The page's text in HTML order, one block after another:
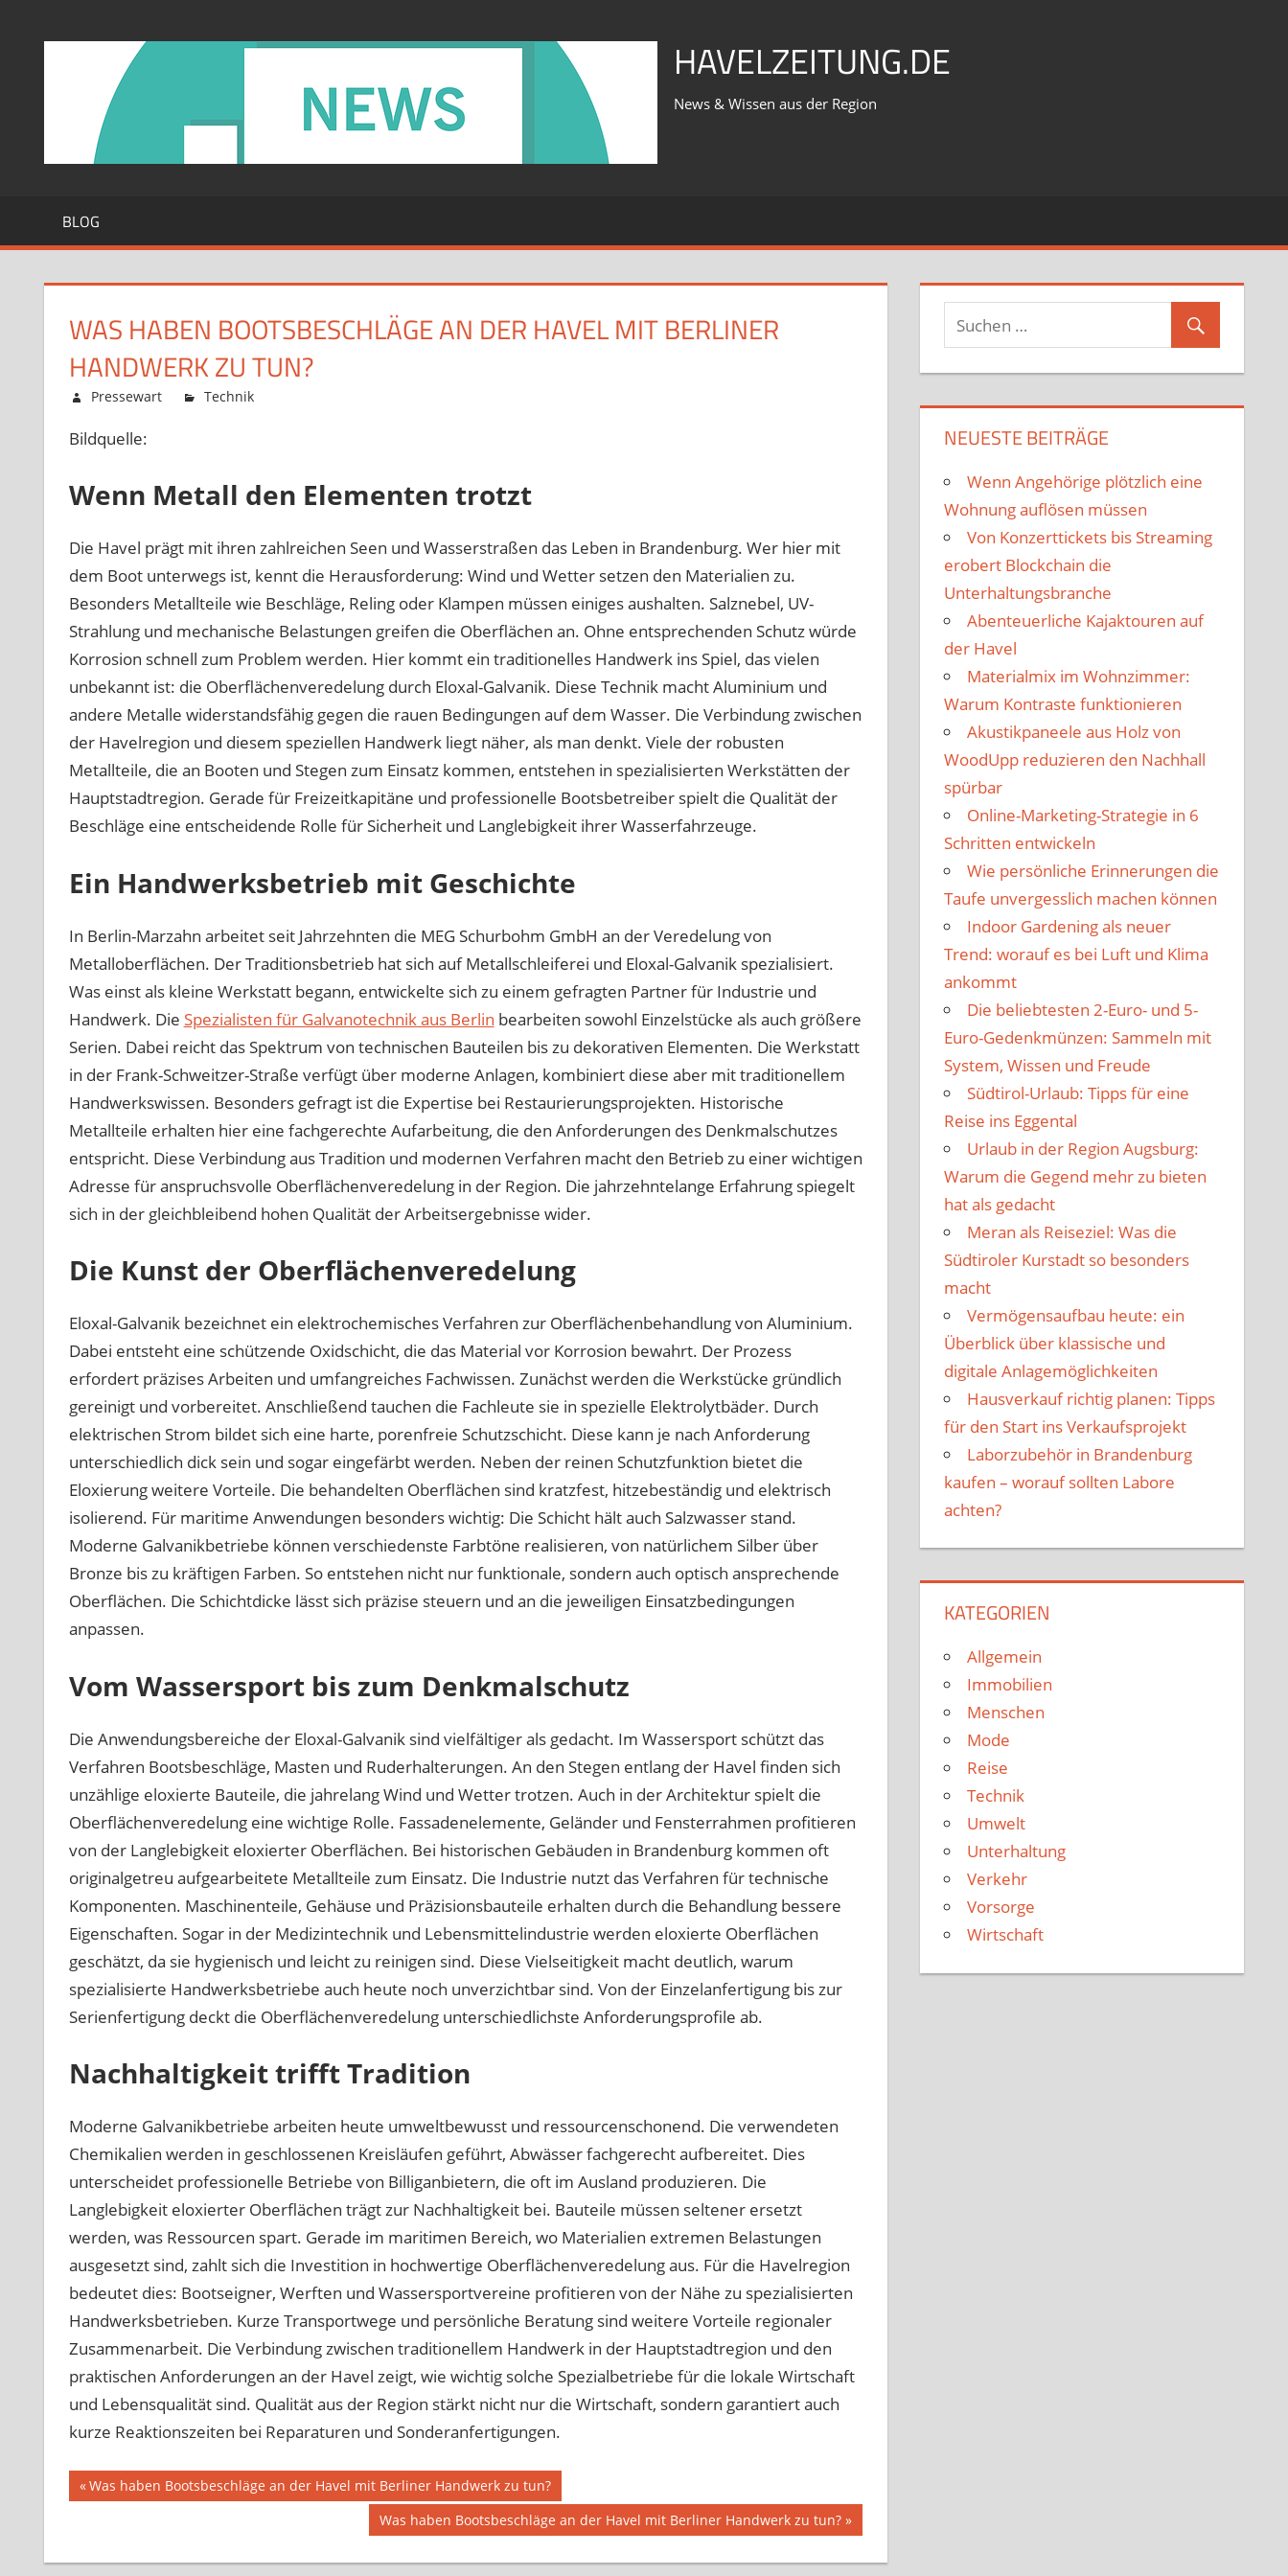
HAVELZEITUNG.DE
News & Wissen aus der Region
BLOG
WAS HABEN BOOTSBESCHLÄGE AN DER HAVEL MIT BERLINER
HANDWERK ZU TUN?
Februar 12, 2026
Pressewart Technik
an
der
mit
Berliner
Handwerk
zu
tun?
Bildquelle:
Wenn Metall den Elementen trotzt
Die Havel prägt mit ihren zahlreichen Seen und Wasserstraßen das Leben in Brandenburg. Wer hier mit
dem Boot unterwegs ist, kennt die Herausforderung: Wind und Wetter setzen den Materialien zu.
Besonders Metallteile wie Beschläge, Reling oder Klampen müssen einiges aushalten. Salznebel, UV-
Strahlung und mechanische Belastungen greifen die Oberflächen an. Ohne entsprechenden Schutz würde
Korrosion schnell zum Problem werden. Hier kommt ein traditionelles Handwerk ins Spiel, das vielen
unbekannt ist: die Oberflächenveredelung durch Eloxal-Galvanik. Diese Technik macht Aluminium und
andere Metalle widerstandsfähig gegen die rauen Bedingungen auf dem Wasser. Die Verbindung zwischen
der Havelregion und diesem speziellen Handwerk liegt näher, als man denkt. Viele der robusten
Metallteile, die an Booten und Stegen zum Einsatz kommen, entstehen in spezialisierten Werkstätten der
Hauptstadtregion. Gerade für Freizeitkapitäne und professionelle Bootsbetreiber spielt die Qualität der
Beschläge eine entscheidende Rolle für Sicherheit und Langlebigkeit ihrer Wasserfahrzeuge.
Ein Handwerksbetrieb mit Geschichte
In Berlin-Marzahn arbeitet seit Jahrzehnten die MEG Schurbohm GmbH an der Veredelung von
Metalloberflächen. Der Traditionsbetrieb hat sich auf Metallschleiferei und Eloxal-Galvanik spezialisiert.
Was einst als kleine Werkstatt begann, entwickelte sich zu einem gefragten Partner für Industrie und
Handwerk. Die Spezialisten für Galvanotechnik aus Berlin bearbeiten sowohl Einzelstücke als auch größere
Serien. Dabei reicht das Spektrum von technischen Bauteilen bis zu dekorativen Elementen. Die Werkstatt
in der Frank-Schweitzer-Straße verfügt über moderne Anlagen, kombiniert diese aber mit traditionellem
Handwerkswissen. Besonders gefragt ist die Expertise bei Restaurierungsprojekten. Historische
Metallteile erhalten hier eine fachgerechte Aufarbeitung, die den Anforderungen des Denkmalschutzes
entspricht. Diese Verbindung aus Tradition und modernen Verfahren macht den Betrieb zu einer wichtigen
Adresse für anspruchsvolle Oberflächenveredelung in der Region. Die jahrzehntelange Erfahrung spiegelt
sich in der gleichbleibend hohen Qualität der Arbeitsergebnisse wider.
Die Kunst der Oberflächenveredelung
Eloxal-Galvanik bezeichnet ein elektrochemisches Verfahren zur Oberflächenbehandlung von Aluminium.
Dabei entsteht eine schützende Oxidschicht, die das Material vor Korrosion bewahrt. Der Prozess
erfordert präzises Arbeiten und umfangreiches Fachwissen. Zunächst werden die Werkstücke gründlich
gereinigt und vorbereitet. Anschließend tauchen die Fachleute sie in spezielle Elektrolytbäder. Durch
elektrischen Strom bildet sich eine harte, porenfreie Schutzschicht. Diese kann je nach Anforderung
unterschiedlich dick sein und sogar eingefärbt werden. Neben der reinen Schutzfunktion bietet die
Eloxierung weitere Vorteile. Die behandelten Oberflächen sind kratzfest, hitzebeständig und elektrisch
isolierend. Für maritime Anwendungen besonders wichtig: Die Schicht hält auch Salzwasser stand.
Moderne Galvanikbetriebe können verschiedenste Farbtöne realisieren, von natürlichem Silber über
Bronze bis zu kräftigen Farben. So entstehen nicht nur funktionale, sondern auch optisch ansprechende
Oberflächen. Die Schichtdicke lässt sich präzise steuern und an die jeweiligen Einsatzbedingungen
anpassen.
Vom Wassersport bis zum Denkmalschutz
Die Anwendungsbereiche der Eloxal-Galvanik sind vielfältiger als gedacht. Im Wassersport schützt das
Verfahren Bootsbeschläge, Masten und Ruderhalterungen. An den Stegen entlang der Havel finden sich
unzählige eloxierte Bauteile, die jahrelang Wind und Wetter trotzen. Auch in der Architektur spielt die
Oberflächenveredelung eine wichtige Rolle. Fassadenelemente, Geländer und Fensterrahmen profitieren
von der Langlebigkeit eloxierter Oberflächen. Bei historischen Gebäuden in Brandenburg kommen oft
originalgetreu aufgearbeitete Metallteile zum Einsatz. Die Industrie nutzt das Verfahren für technische
Komponenten. Maschinenteile, Gehäuse und Präzisionsbauteile erhalten durch die Behandlung bessere
Eigenschaften. Sogar in der Medizintechnik und Lebensmittelindustrie werden eloxierte Oberflächen
geschätzt, da sie hygienisch und leicht zu reinigen sind. Diese Vielseitigkeit macht deutlich, warum
spezialisierte Handwerksbetriebe auch heute noch unverzichtbar sind. Von der Einzelanfertigung bis zur
Serienfertigung deckt die Oberflächenveredelung unterschiedlichste Anforderungsprofile ab.
Nachhaltigkeit trifft Tradition
Moderne Galvanikbetriebe arbeiten heute umweltbewusst und ressourcenschonend. Die verwendeten
Chemikalien werden in geschlossenen Kreisläufen geführt, Abwässer fachgerecht aufbereitet. Dies
unterscheidet professionelle Betriebe von Billiganbietern, die oft im Ausland produzieren. Die
Langlebigkeit eloxierter Oberflächen trägt zur Nachhaltigkeit bei. Bauteile müssen seltener ersetzt
werden, was Ressourcen spart. Gerade im maritimen Bereich, wo Materialien extremen Belastungen
ausgesetzt sind, zahlt sich die Investition in hochwertige Oberflächenveredelung aus. Für die Havelregion
bedeutet dies: Bootseigner, Werften und Wassersportvereine profitieren von der Nähe zu spezialisierten
Handwerksbetrieben. Kurze Transportwege und persönliche Beratung sind weitere Vorteile regionaler
Zusammenarbeit. Die Verbindung zwischen traditionellem Handwerk in der Hauptstadtregion und den
praktischen Anforderungen an der Havel zeigt, wie wichtig solche Spezialbetriebe für die lokale Wirtschaft
und Lebensqualität sind. Qualität aus der Region stärkt nicht nur die Wirtschaft, sondern garantiert auch
kurze Reaktionszeiten bei Reparaturen und Sonderanfertigungen.
Beitragsnavigation
Vorheriger
Was haben Bootsbeschläge an der Havel mit Berliner Handwerk zu tun?
Nächster
Beitrag:
Was haben Bootsbeschläge an der Havel mit Berliner Handwerk zu tun?
NEUESTE BEITRÄGE
Wenn Angehörige plötzlich eine
Wohnung auflösen müssen
Von Konzerttickets bis Streaming
erobert Blockchain die
Unterhaltungsbranche
Abenteuerliche Kajaktouren auf
der Havel
Materialmix im Wohnzimmer:
Warum Kontraste funktionieren
Akustikpaneele aus Holz von
WoodUpp reduzieren den Nachhall
spürbar
Online-Marketing-Strategie in 6
Schritten entwickeln
Wie persönliche Erinnerungen die
Taufe unvergesslich machen können
Indoor Gardening als neuer
Trend: worauf es bei Luft und Klima
ankommt
Die beliebtesten 2-Euro- und 5-
Euro-Gedenkmünzen: Sammeln mit
System, Wissen und Freude
Südtirol-Urlaub: Tipps für eine
Reise ins Eggental
Urlaub in der Region Augsburg:
Warum die Gegend mehr zu bieten
hat als gedacht
Meran als Reiseziel: Was die
Südtiroler Kurstadt so besonders
macht
Vermögensaufbau heute: ein
Überblick über klassische und
digitale Anlagemöglichkeiten
Hausverkauf richtig planen: Tipps
für den Start ins Verkaufsprojekt
Laborzubehör in Brandenburg
kaufen – worauf sollten Labore
achten?
KATEGORIEN
Allgemein
Immobilien
Menschen
Mode
Reise
Technik
Umwelt
Unterhaltung
Verkehr
Vorsorge
Wirtschaft